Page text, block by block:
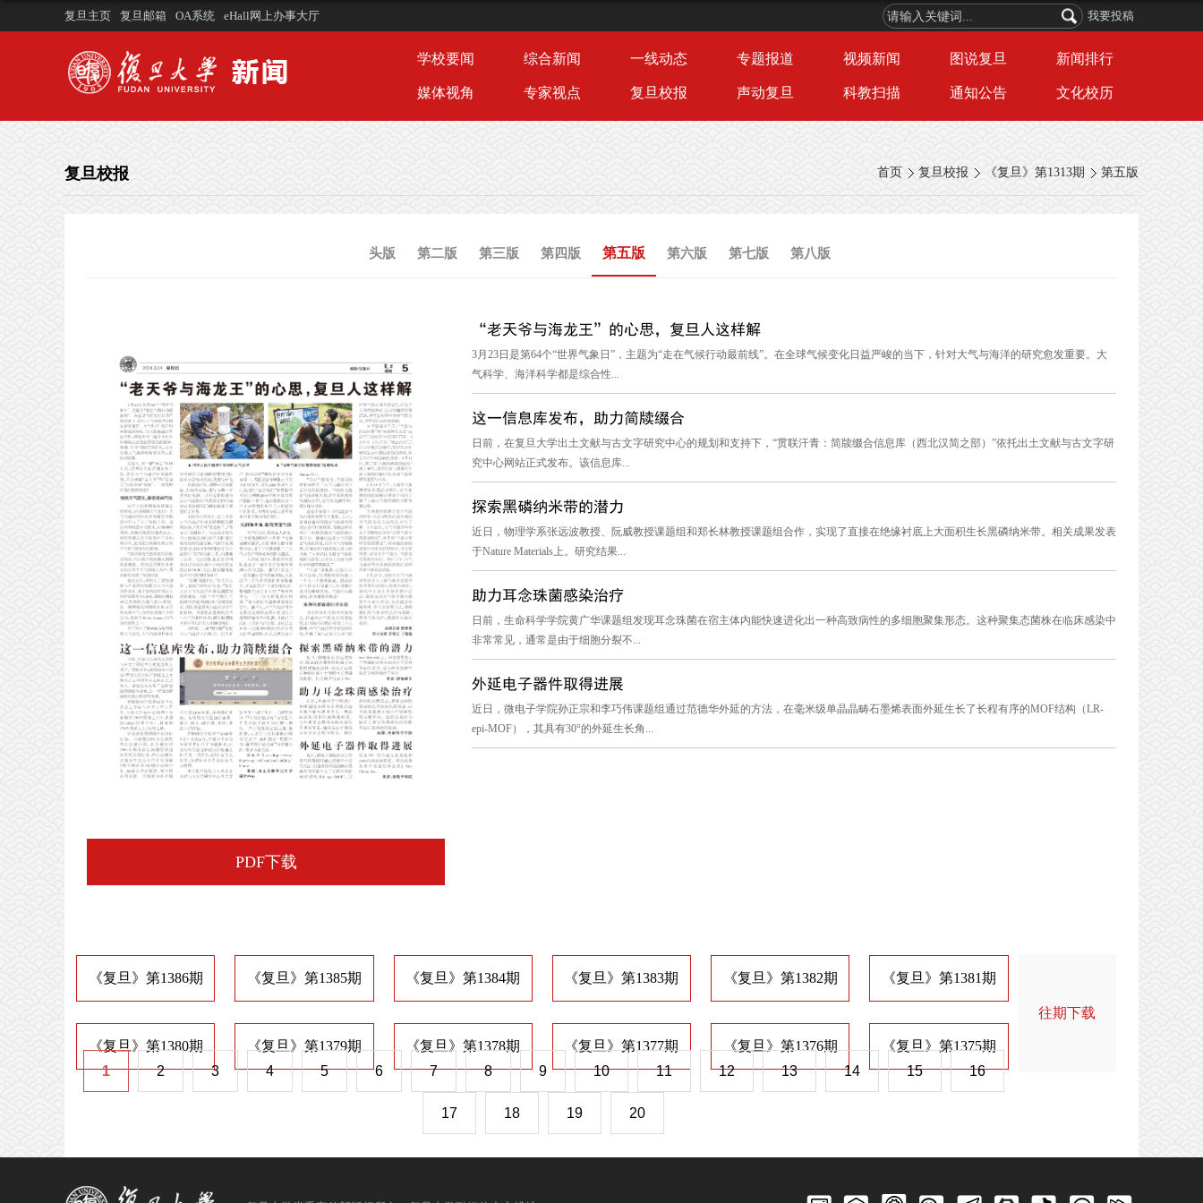
复旦主页 复旦邮箱 OA系统 eHall网上办事大厅 我要投稿
学校要闻 综合新闻 一线动态 专题报道 视频新闻 图说复旦 新闻排行
媒体视角 专家视点 复旦校报 声动复旦 科教扫描 通知公告 文化校历
首页 复旦校报 《复旦》第1313期 第五版
复旦校报
头版 第二版 第三版 第四版 第五版 第六版 第七版 第八版
PDF下载
“老天爷与海龙王”的心思，复旦人这样解
3月23日是第64个“世界气象日”，主题为“走在气候行动最前线”。在全球气候变化日益严峻的当下，针对大气与海洋的研究愈发重要。大
气科学、海洋科学都是综合性...
这一信息库发布，助力简牍缀合
日前，在复旦大学出土文献与古文字研究中心的规划和支持下，“贯联汗青：简牍缀合信息库（西北汉简之部）”依托出土文献与古文字研
究中心网站正式发布。该信息库...
探索黑磷纳米带的潜力
近日，物理学系张远波教授、阮威教授课题组和郑长林教授课题组合作，实现了直接在绝缘衬底上大面积生长黑磷纳米带。相关成果发表
于Nature Materials上。研究结果...
助力耳念珠菌感染治疗
日前，生命科学学院黄广华课题组发现耳念珠菌在宿主体内能快速进化出一种高致病性的多细胞聚集形态。这种聚集态菌株在临床感染中
非常常见，通常是由于细胞分裂不...
外延电子器件取得进展
近日，微电子学院孙正宗和李巧伟课题组通过范德华外延的方法，在毫米级单晶晶畴石墨烯表面外延生长了长程有序的MOF结构（LR-
epi-MOF），其具有30°的外延生长角...
《复旦》第1386期 《复旦》第1385期 《复旦》第1384期 《复旦》第1383期 《复旦》第1382期 《复旦》第1381期
《复旦》第1380期 《复旦》第1379期 《复旦》第1378期 《复旦》第1377期 《复旦》第1376期 《复旦》第1375期
1
2 3 4 5 6 7 8 9 10 11 12 13 14 15 16
17 18 19 20
往期下载